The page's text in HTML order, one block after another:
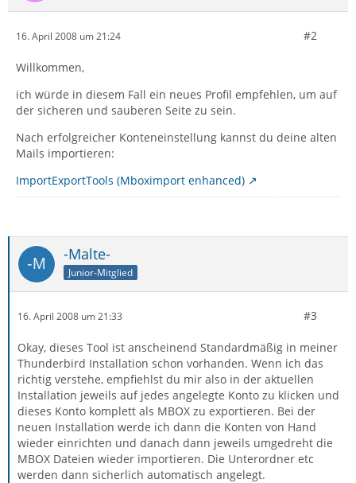
16. April 2008 um 21:24 #2
Willkommen,
ich würde in diesem Fall ein neues Profil empfehlen, um auf
der sicheren und sauberen Seite zu sein.
Nach erfolgreicher Konteneinstellung kannst du deine alten
Mails importieren:
ImportExportTools (Mboximport enhanced)
-Malte-
Junior-Mitglied
16. April 2008 um 21:33 #3
Okay, dieses Tool ist anscheinend Standardmäßig in meiner
Thunderbird Installation schon vorhanden. Wenn ich das
richtig verstehe, empfiehlst du mir also in der aktuellen
Installation jeweils auf jedes angelegte Konto zu klicken und
dieses Konto komplett als MBOX zu exportieren. Bei der
neuen Installation werde ich dann die Konten von Hand
wieder einrichten und danach dann jeweils umgedreht die
MBOX Dateien wieder importieren. Die Unterordner etc
werden dann sicherlich automatisch angelegt.